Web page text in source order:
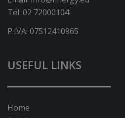
Tel: 02 72000104
P.IVA: 07512410965
USEFUL LINKS
Home